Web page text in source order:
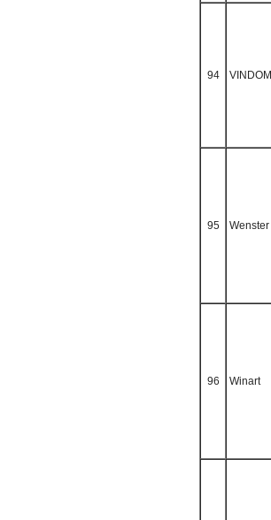
94 VINDOM
95 Wenster
96 Winart